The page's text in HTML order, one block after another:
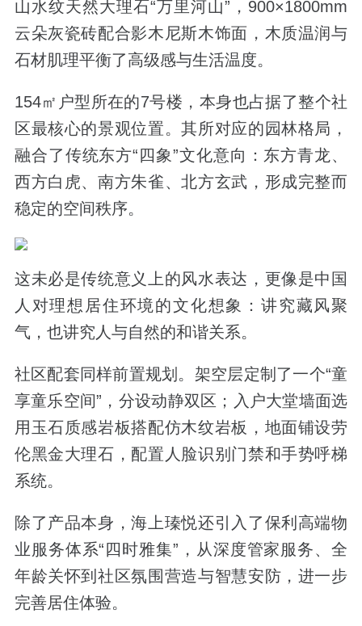
山水纹天然大理石“万里河山” ， 900×1800mm
云朵灰瓷砖配合影木尼斯木饰面，木质温润与
石材肌理平衡了高级感与生活温度。
154㎡户型所在的7号楼，本身也占据了整个社
区最核心的景观位置。其所对应的园林格局，
融合了传统东方“ 四象”文化意向： 东方青龙、
西方白虎、南方朱雀、北方玄武，形成完整而
稳定的空间秩序。
这未必是传统意义上的风水表达，更像是中国
人对理想居住环境的文化想象： 讲究藏风聚
气，也讲究人与自然的和谐关系。
社区配套同样前置规划。架空层定制了一个“童
享童乐空间” ，分设动静双区；入户大堂墙面选
用玉石质感岩板搭配仿木纹岩板，地面铺设劳
伦黑金大理石，配置人脸识别门禁和手势呼梯
系统。
除了产品本身，海上瑧悦还引入了保利高端物
业服务体系“ 四时雅集” ，从深度管家服务、全
年龄关怀到社区氛围营造与智慧安防，进一步
完善居住体验。